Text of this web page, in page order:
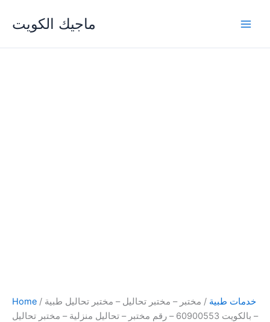
content
ماجيك الكويت
Home / خدمات طبية / مختبر – مختبر تحاليل – مختبر تحاليل طبية
– بالكويت 60900553 – رقم مختبر – تحاليل منزلية – مختبر تحاليل